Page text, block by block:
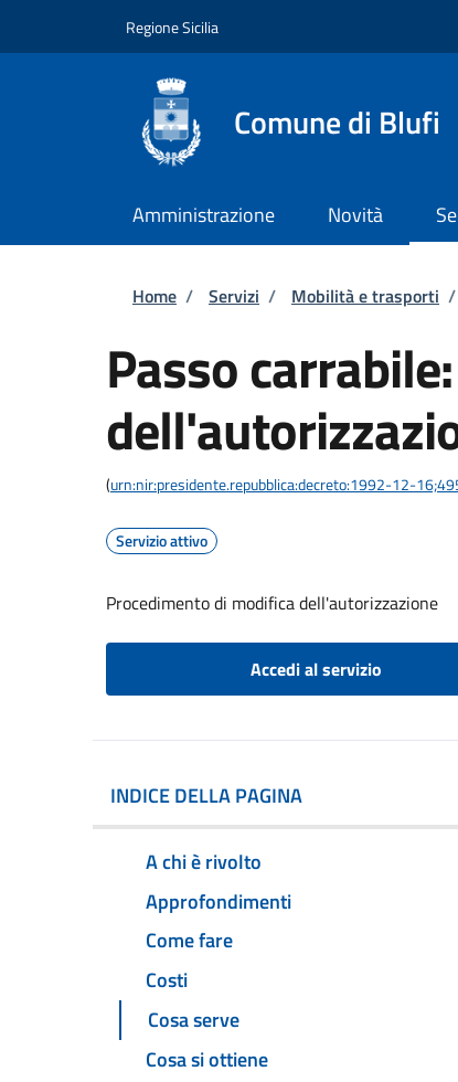
Regione Sicilia
Comune di Blufi
Amministrazione Novità
Briciole di pane
Home / Servizi / Mobilità e trasporti /
Passo
(urn:nir:presidente.repubblica:decreto:1992-12-
Servizio attivo
Procedimento di modifica dell'autorizzazione
Accedi al servizio
INDICE DELLA PAGINA
A chi è rivolto
Approfondimenti
Come fare
Costi
Cosa serve
Cosa si ottiene